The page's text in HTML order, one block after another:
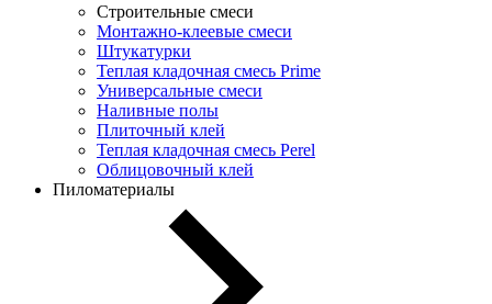
Строительные смеси
Монтажно-клеевые смеси
Штукатурки
Теплая кладочная смесь Prime
Универсальные смеси
Наливные полы
Плиточный клей
Теплая кладочная смесь Perel
Облицовочный клей
Пиломатериалы